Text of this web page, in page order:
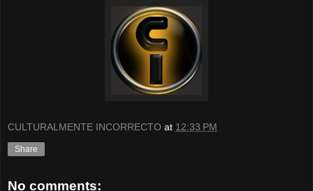
CULTURALMENTE INCORRECTO at 12:33 PM
Share
No comments: